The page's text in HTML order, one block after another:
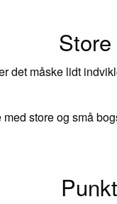
det måske lidt
store og små